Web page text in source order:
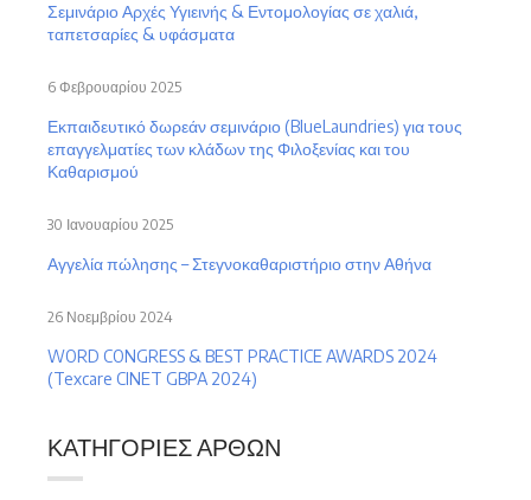
Σεμινάριο Αρχές Υγιεινής & Εντομολογίας σε χαλιά,
ταπετσαρίες & υφάσματα
Εκπαιδευτικό δωρεάν σεμινάριο (BlueLaundries) για τους
επαγγελματίες των κλάδων της Φιλοξενίας και του
Καθαρισμού
6 Φεβρουαρίου 2025
Αγγελία πώλησης – Στεγνοκαθαριστήριο στην Αθήνα
30 Ιανουαρίου 2025
WORD CONGRESS & BEST PRACTICE AWARDS 2024
(Texcare CINET GBPA 2024)
26 Νοεμβρίου 2024
ΚΑΤΗΓΟΡΊΕΣ ΆΡΘΩΝ